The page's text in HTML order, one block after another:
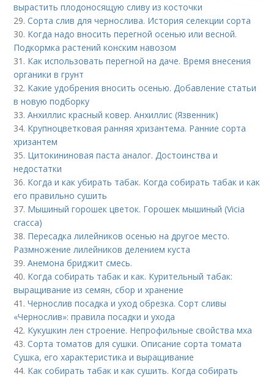
вырастить плодоносящую сливу из косточки
29.Сорта слив для чернослива. История селекции сорта
30. Когда надо вносить перегной осенью или весной.
Подкормка растений конским навозом
31. Как использовать перегной на даче. Время внесения
органики в грунт
32. Какие удобрения вносить осенью. Добавление статьи
в новую подборку
33.Анхиллис красный ковер. Анхиллис (Язвенник)
34. Крупноцветковая ранняя хризантема. Ранние сорта
хризантем
35. Цитокининовая паста аналог. Достоинства и
недостатки
36. Когда и как убирать табак. Когда собирать табак и как
его правильно сушить
37. Мышиный горошек цветок. Горошек мышиный (Vicia
cracca)
38. Пересадка лилейников осенью на другое место.
Размножение лилейников делением куста
39.Анемона бриджит смесь.
40. Когда собирать табак и как. Курительный табак:
выращивание из семян, сбор и хранение
41.Чернослив посадка и уход обрезка. Сорт сливы
«Чернослив»: правила посадки и ухода
42. Кукушкин лен строение. Непрофильные свойства мха
43.Сорта томатов для сушки. Описание сорта томата
Сушка, его характеристика и выращивание
44. Как собирать табак и как сушить. Когда собирать